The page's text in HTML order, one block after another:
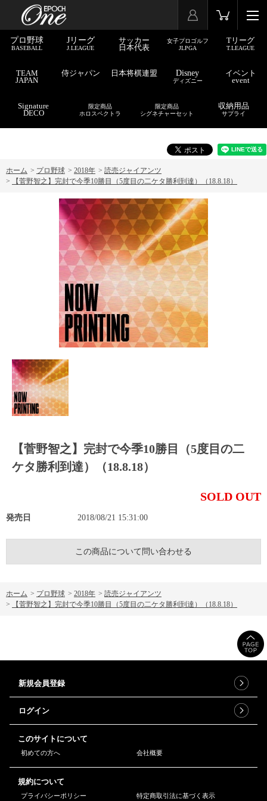
プロ野球
BASEBALL
Jリーグ
J.LEAGUE
サッカー
日本代表
女子プロゴルフ
JLPGA
Tリーグ
T.LEAGUE
TEAM
JAPAN
侍ジャパン 日本将棋連盟 Disney
ディズニー
イベント
event
Signature
DECO
限定商品
ホロスペクトラ
限定商品
シグネチャーセット
収納用品
サプライ
ホーム > プロ野球 > 2018年 > 読売ジャイアンツ
>
【菅野智之】完封で今季10勝目（5度目の二ケタ勝利到達）（18.8.18）
【菅野智之】完封で今季10勝目（5度目の二
ケタ勝利到達）（18.8.18）
SOLD OUT
発売日 2018/08/21 15:31:00
この商品について問い合わせる
ホーム > プロ野球 > 2018年 > 読売ジャイアンツ
>
【菅野智之】完封で今季10勝目（5度目の二ケタ勝利到達）（18.8.18）
新規会員登録
ログイン
このサイトについて
初めての方へ 会社概要
規約について
プライバシーポリシー 特定商取引法に基づく表示